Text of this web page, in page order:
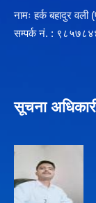
नामः हर्क बहादुर
सम्पर्क न‌ं. :
सूचना